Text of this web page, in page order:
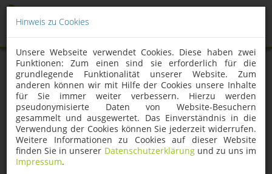
Hinweis zu Cookies
Unsere Webseite verwendet Cookies. Diese haben zwei
Funktionen: Zum einen sind sie erforderlich für die
grundlegende Funktionalität unserer Website. Zum
anderen können wir mit Hilfe der Cookies unsere Inhalte
für Sie immer weiter verbessern. Hierzu werden
pseudonymisierte Daten von Website-Besuchern
gesammelt und ausgewertet. Das Einverständnis in die
Verwendung der Cookies können Sie jederzeit widerrufen.
Weitere Informationen zu Cookies auf dieser Website
finden Sie in unserer Datenschutzerklärungund zu uns im
Impressum.